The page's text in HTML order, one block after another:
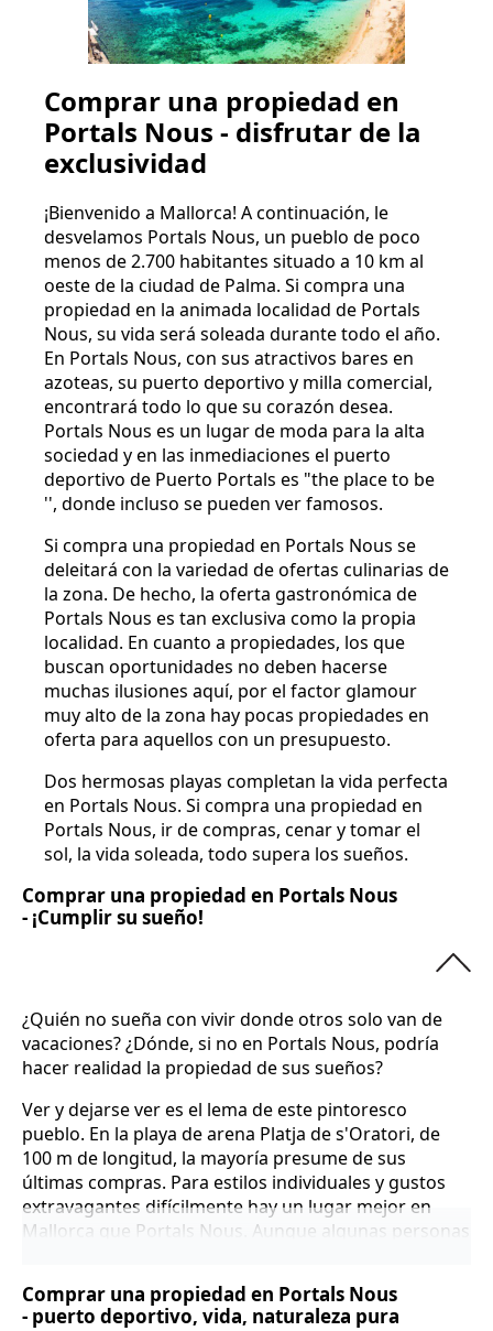
Comprar una propiedad en
Portals Nous - disfrutar de la
exclusividad
¡Bienvenido a Mallorca! A continuación, le
desvelamos Portals Nous, un pueblo de poco
menos de 2.700 habitantes situado a 10 km al
oeste de la ciudad de Palma. Si compra una
propiedad en la animada localidad de Portals
Nous, su vida será soleada durante todo el año.
En Portals Nous, con sus atractivos bares en
azoteas, su puerto deportivo y milla comercial,
encontrará todo lo que su corazón desea.
Portals Nous es un lugar de moda para la alta
sociedad y en las inmediaciones el puerto
deportivo de Puerto Portals es "the place to be
'', donde incluso se pueden ver famosos.
Si compra una propiedad en Portals Nous se
deleitará con la variedad de ofertas culinarias de
la zona. De hecho, la oferta gastronómica de
Portals Nous es tan exclusiva como la propia
localidad. En cuanto a propiedades, los que
buscan oportunidades no deben hacerse
muchas ilusiones aquí, por el factor glamour
muy alto de la zona hay pocas propiedades en
oferta para aquellos con un presupuesto.
Dos hermosas playas completan la vida perfecta
en Portals Nous. Si compra una propiedad en
Portals Nous, ir de compras, cenar y tomar el
sol, la vida soleada, todo supera los sueños.
Comprar una propiedad en Portals Nous
- ¡Cumplir su sueño!
¿Quién no sueña con vivir donde otros solo van de
vacaciones? ¿Dónde, si no en Portals Nous, podría
hacer realidad la propiedad de sus sueños?
Ver y dejarse ver es el lema de este pintoresco
pueblo. En la playa de arena Platja de s'Oratori, de
100 m de longitud, la mayoría presume de sus
últimas compras. Para estilos individuales y gustos
extravagantes difícilmente hay un lugar mejor en
Mallorca que Portals Nous. Aunque algunas personas
lugar donde hay que estar, el lugar donde comprar
Comprar una propiedad en Portals Nous
- puerto deportivo, vida, naturaleza pura